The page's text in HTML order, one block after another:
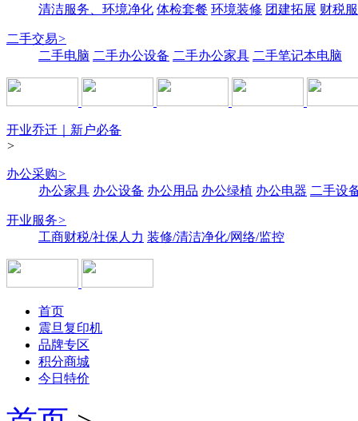
清洁服务、环境净化 体检套餐 环境装修 团建拓展 财税
二手交易>
二手电脑 二手办公设备 二手办公家具 二手笔记本电脑
开业乔迁｜新户必备
>
办公采购>
办公家具 办公设备 办公用品 办公绿植 办公电器 二手设
开业服务>
工商财税/社保人力 装修/清洁净化/网络/监控
首页
震旦复印机
品牌专区
积分商城
今日特价